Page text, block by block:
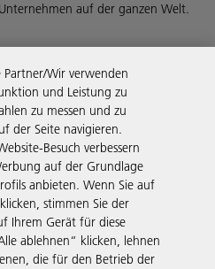
auf der ganzen Welt.
Partner/Wir verwenden
und Leistung zu
zu messen und zu
der Seite navigieren.
Besuch verbessern
auf der Grundlage
anbieten. Wenn Sie auf
stimmen Sie der
Ihrem Gerät für diese
ablehnen“ klicken, lehnen
die für den Betrieb der